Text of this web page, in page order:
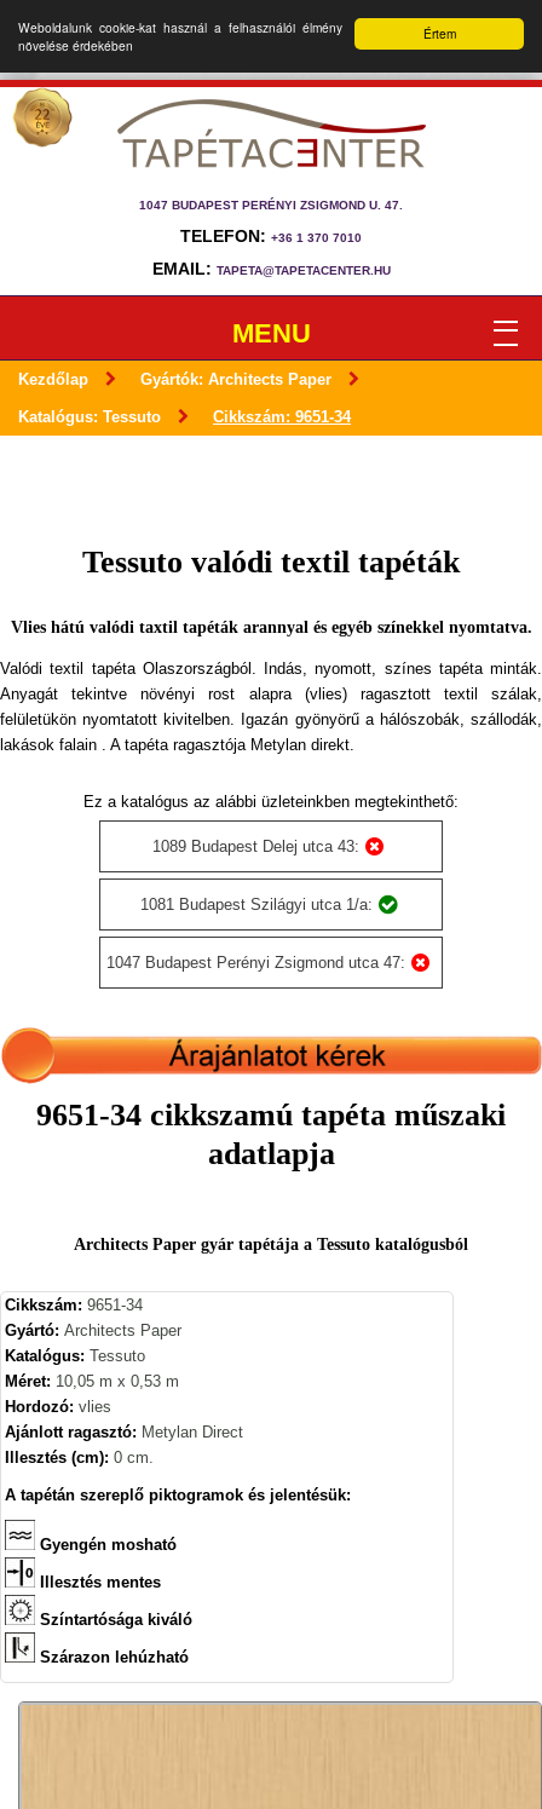
Értem
Weboldalunk cookie-kat használ a felhasználói élmény
növelése érdekében
1047 BUDAPEST PERÉNYI ZSIGMOND U. 47.
TELEFON: +36 1 370 7010
EMAIL: TAPETA@TAPETACENTER.HU
MENU
Kezdőlap Gyártók: Architects Paper
Katalógus: Tessuto Cikkszám: 9651-34
Tessuto valódi textil tapéták
Vlies hátú valódi taxtil tapéták arannyal és egyéb színekkel nyomtatva.
Valódi textil tapéta Olaszországból. Indás, nyomott, színes tapéta minták.
Anyagát tekintve növényi rost alapra (vlies) ragasztott textil szálak,
felületükön nyomtatott kivitelben. Igazán gyönyörű a hálószobák, szállodák,
lakások falain . A tapéta ragasztója Metylan direkt.
Ez a katalógus az alábbi üzleteinkben megtekinthető:
1089 Budapest Delej utca 43:
1081 Budapest Szilágyi utca 1/a:
1047 Budapest Perényi Zsigmond utca 47:
9651-34 cikkszamú tapéta műszaki
adatlapja
Architects Paper gyár tapétája a Tessuto katalógusból
Cikkszám: 9651-34
Gyártó: Architects Paper
Katalógus: Tessuto
Méret: 10,05 m x 0,53 m
Hordozó: vlies
Ajánlott ragasztó: Metylan Direct
Illesztés (cm): 0 cm.
A tapétán szereplő piktogramok és jelentésük:
Gyengén mosható
Illesztés mentes
Színtartósága kiváló
Szárazon lehúzható